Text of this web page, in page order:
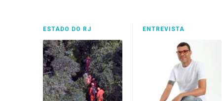
ESTADO DO RJ ENTREVISTA